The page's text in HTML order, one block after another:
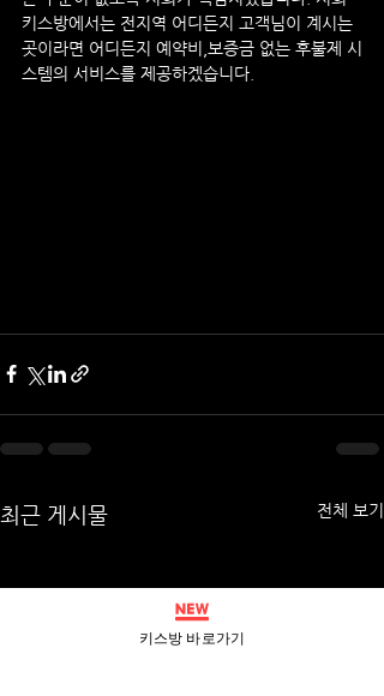
키스방에서는 전지역 어디든지 고객님이 계시는
곳이라면 어디든지 예약비,보증금 없는 후불제 시
스템의 서비스를 제공하겠습니다.
최근 게시물 전체 보기
키스방 바로가기